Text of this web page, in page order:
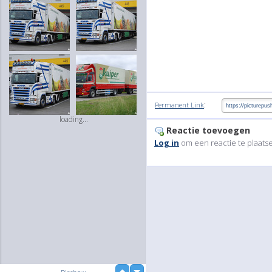
loading...
Permanent Link:
Reactie toevoegen
Log in om een reactie te